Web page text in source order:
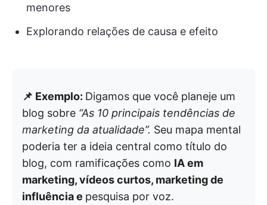
menores
Explorando relações de causa e efeito
📌 Exemplo: Digamos que você planeje um
blog sobre “As 10 principais tendências de
marketing da atualidade”. Seu mapa mental
poderia ter a ideia central como título do
blog, com ramificações como IA em
marketing, vídeos curtos, marketing de
influência e pesquisa por voz.